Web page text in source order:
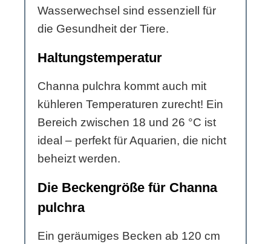
Wasserwechsel sind essenziell für
die Gesundheit der Tiere.
Haltungstemperatur
Channa pulchra kommt auch mit
kühleren Temperaturen zurecht! Ein
Bereich zwischen 18 und 26 °C ist
ideal – perfekt für Aquarien, die nicht
beheizt werden.
Die Beckengröße für Channa
pulchra
Ein geräumiges Becken ab 120 cm